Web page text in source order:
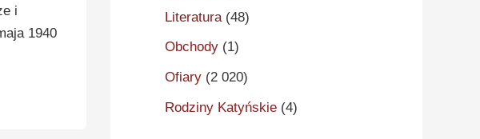
i
1940
Literatura (48)
Obchody (1)
Ofiary (2 020)
Rodziny Katyńskie (4)